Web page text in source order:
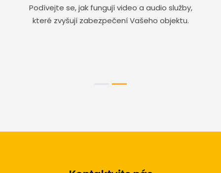
Podívejte se, jak fungují video a audio služby,
které zvyšují zabezpečení Vašeho objektu.